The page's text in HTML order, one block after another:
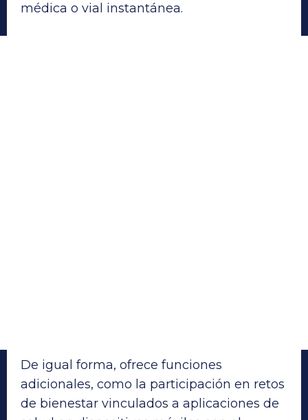
médica o vial instantánea.
De igual forma, ofrece funciones
adicionales, como la participación en retos
de bienestar vinculados a aplicaciones de